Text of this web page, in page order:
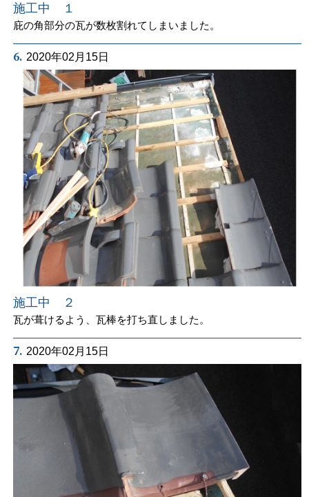
施工中 １
庇の角部分の瓦が数枚割れてしまいました。
6. 2020年02月15日
施工中 ２
瓦が葺けるよう、瓦棒を打ち直しました。
7. 2020年02月15日